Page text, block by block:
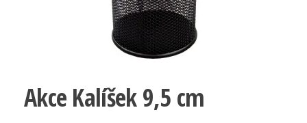
Akce Kalíšek 9,5 cm